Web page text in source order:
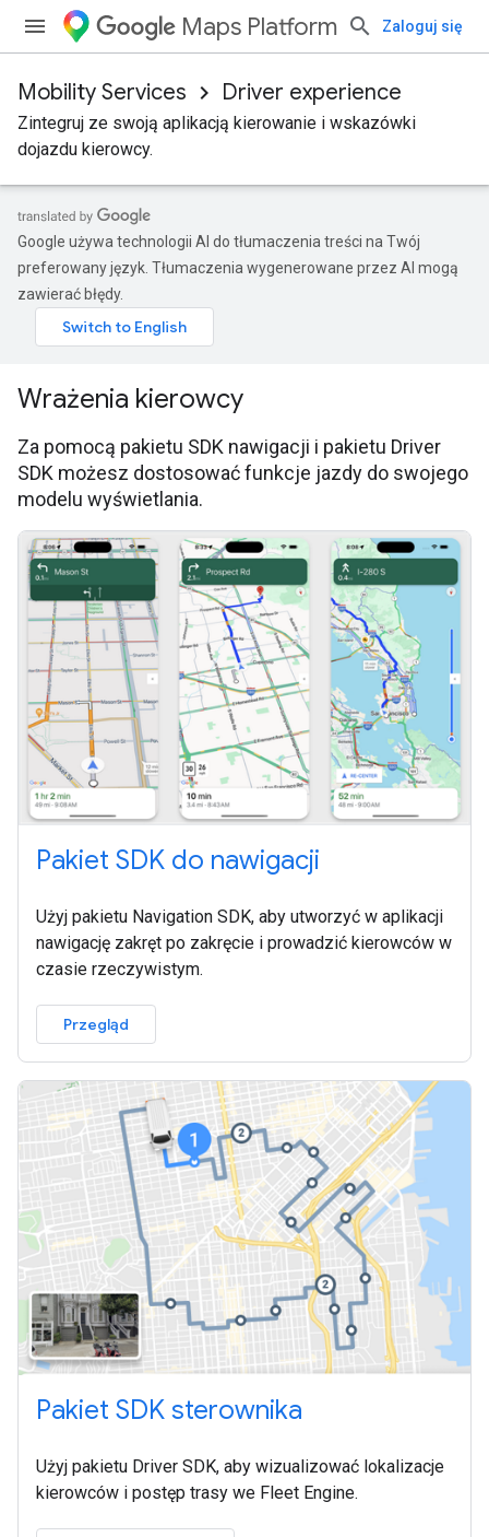
Maps Platform Zaloguj się
Mobility Services Driver experience
Zintegruj ze swoją aplikacją kierowanie i wskazówki
dojazdu kierowcy.
Google używa technologii AI do tłumaczenia treści na Twój
preferowany język. Tłumaczenia wygenerowane przez AI mogą
zawierać błędy.
Wrażenia kierowcy
Za pomocą pakietu SDK nawigacji i pakietu Driver
SDK możesz dostosować funkcje jazdy do swojego
modelu wyświetlania.
Pakiet SDK do nawigacji
Użyj pakietu Navigation SDK, aby utworzyć w aplikacji
nawigację zakręt po zakręcie i prowadzić kierowców w
czasie rzeczywistym.
Przegląd
Pakiet SDK sterownika
Użyj pakietu Driver SDK, aby wizualizować lokalizacje
kierowców i postęp trasy we Fleet Engine.